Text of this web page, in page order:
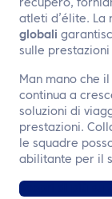
recupero,
atleti d’élite. La
globali
sulle
Man mano che
continua a
soluzioni di
prestazioni.
le squadre
abilitante per il